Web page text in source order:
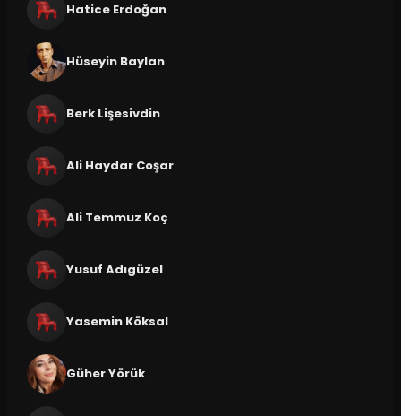
Hatice Erdoğan
Hüseyin Baylan
Berk Lişesivdin
Ali Haydar Coşar
Ali Temmuz Koç
Yusuf Adıgüzel
Yasemin Köksal
Güher Yörük